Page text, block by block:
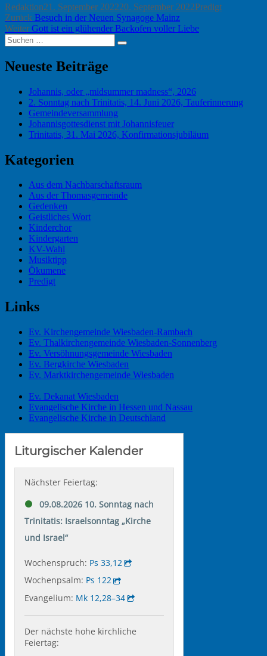
Autor
RedaktionVeröffentlicht
am
21. September 202220. September 2022Kategorien
Predigt
Beitragsnavigation
Zurück Vorheriger
Beitrag:
Besuch in der Neuen Synagoge Mainz
Weiter Nächster
Beitrag:
Gott ist ein glühender Backofen voller Liebe
Suchen
nach:
Suchen
Neueste Beiträge
Johannis, oder „midsummer madness“, 2026
2. Sonntag nach Trinitatis, 14. Juni 2026, Tauferinnerung
Gemeindeversammlung
Johannisgottesdienst mit Johannisfeuer
Trinitatis, 31. Mai 2026, Konfirmationsjubiläum
Kategorien
Aus dem Nachbarschaftsraum
Aus der Thomasgemeinde
Gedenken
Geistliches Wort
Kinderchor
Kindergarten
KV-Wahl
Musiktipp
Ökumene
Predigt
Links
Ev. Kirchengemeinde Wiesbaden-Rambach
Ev. Thalkirchengemeinde Wiesbaden-Sonnenberg
Ev. Versöhnungsgemeinde Wiesbaden
Ev. Bergkirche Wiesbaden
Ev. Marktkirchengemeinde Wiesbaden
Ev. Dekanat Wiesbaden
Evangelische Kirche in Hessen und Nassau
Evangelische Kirche in Deutschland